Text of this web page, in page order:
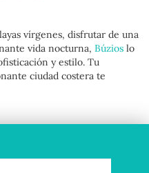
vírgenes, disfrutar de una
vida nocturna, Búzios lo
y estilo. Tu
ciudad costera te